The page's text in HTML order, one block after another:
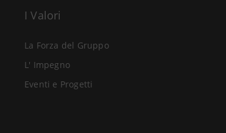
I Valori
La Forza del Gruppo
L' Impegno
Eventi e Progetti